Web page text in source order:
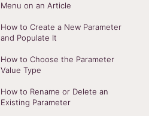
Menu on an Article
How to Create a New Parameter
and Populate It
How to Choose the Parameter
Value Type
How to Rename or Delete an
Existing Parameter